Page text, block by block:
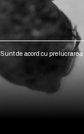
Sunt de acord cu prelucrarea